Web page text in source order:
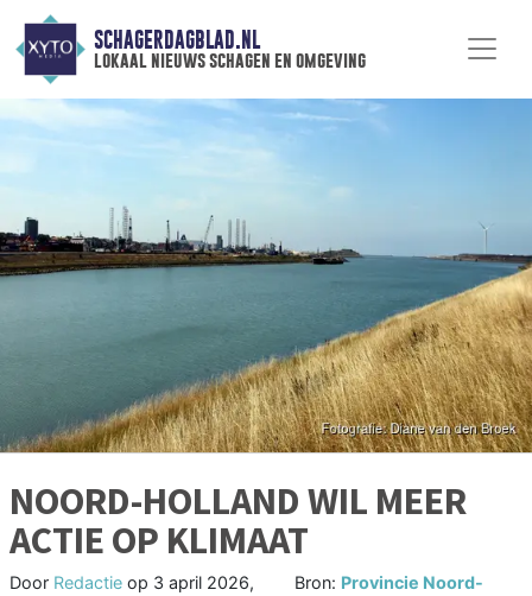
SCHAGERDAGBLAD.NL
lokaal nieuws schagen en omgeving
NOORD-HOLLAND WIL MEER
ACTIE OP KLIMAAT
Door Redactie op 3 april 2026,
Bron: Provincie Noord-